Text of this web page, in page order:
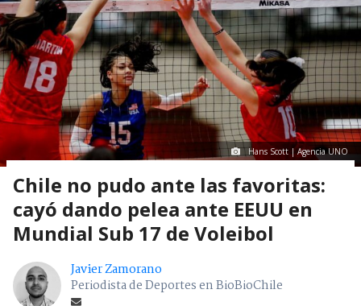
Hans Scott | Agencia UNO
Chile no pudo ante las favoritas:
cayó dando pelea ante EEUU en
Mundial Sub 17 de Voleibol
Javier Zamorano
Periodista de Deportes en BioBioChile